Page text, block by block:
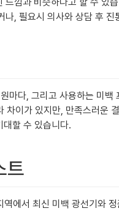
, 필요시 의사와 상담 후
다, 그리고 사용하는 미
이가 있지만, 만족스러운
할 수 있습니다.
트
에서 최신 미백 광선기와